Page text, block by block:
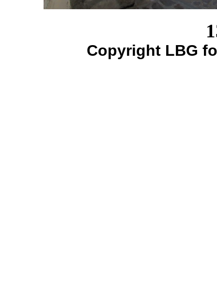
Copyright LBG